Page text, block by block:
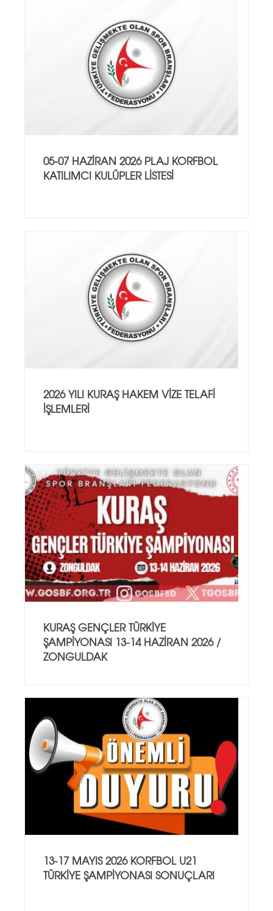
05-07 HAZİRAN 2026 PLAJ KORFBOL
KATILIMCI KULÜPLER LİSTESİ
2026 YILI KURAŞ HAKEM VİZE TELAFİ
İŞLEMLERİ
KURAŞ GENÇLER TÜRKİYE
ŞAMPİYONASI 13-14 HAZİRAN 2026 /
ZONGULDAK
13-17 MAYIS 2026 KORFBOL U21
TÜRKİYE ŞAMPİYONASI SONUÇLARI